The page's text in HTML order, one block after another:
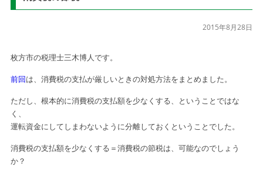
2015年8月28日
枚方市の税理士三木博人です。
前回は、消費税の支払が厳しいときの対処方法をまとめました。
ただし、根本的に消費税の支払額を少なくする、ということではな
く、
運転資金にしてしまわないように分離しておくということでした。
消費税の支払額を少なくする＝消費税の節税は、可能なのでしょう
か？